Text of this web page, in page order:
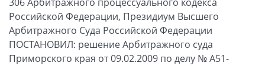
Российской Федерации, Президиум Высшего
Арбитражного Суда Российской Федерации
ПОСТАНОВИЛ: решение Арбитражного суда
Приморского края от 09.02.2009 по делу № А51-